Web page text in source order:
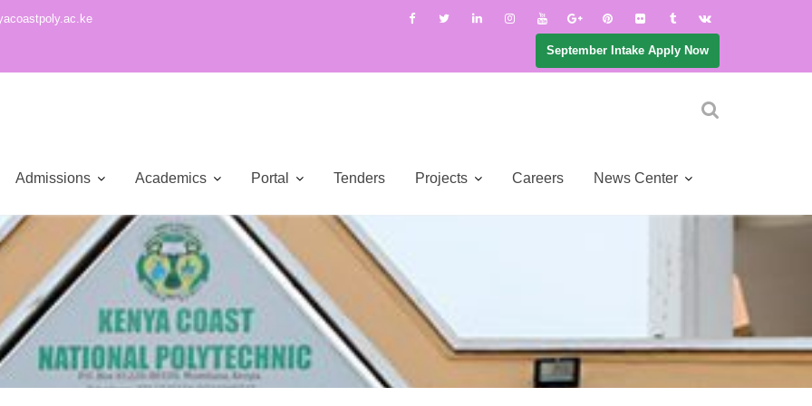
September Intake Apply Now
Admissions Academics Portal Tenders Projects Careers News Center